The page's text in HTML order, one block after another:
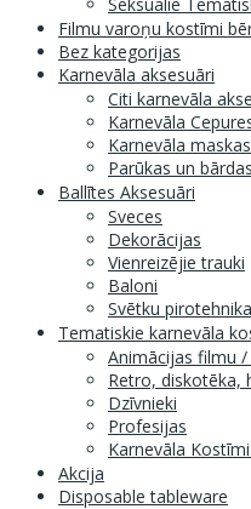
Filmu varoņu kostīmi
Bez kategorijas
Karnevāla aksesuāri
Citi karnevāla
Karnevāla
Karnevāla maskas
Parūkas un bārdas
Ballītes Aksesuāri
Sveces
Dekorācijas
Vienreizējie trauki
Baloni
Svētku pirotehnika
Tematiskie karnevāla
Animācijas filmu
Retro, diskotēka,
Dzīvnieki
Profesijas
Karnevāla
Akcija
Disposable tableware